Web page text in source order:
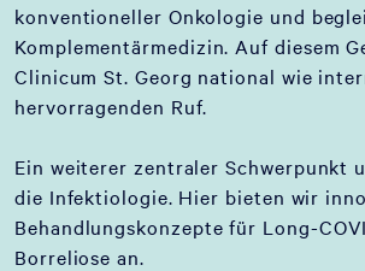
konventioneller Onkologie und
Komplementärmedizin. Auf diesem
Clinicum St. Georg national wie
hervorragenden Ruf.
Ein weiterer zentraler Schwerpunkt
die Infektiologie. Hier bieten wir
Behandlungskonzepte für Long-
Borreliose an.